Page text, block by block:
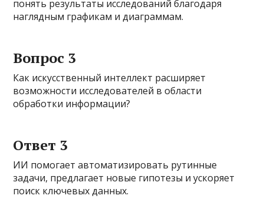
понять результаты исследований благодаря
наглядным графикам и диаграммам.
Вопрос 3
Как искусственный интеллект расширяет
возможности исследователей в области
обработки информации?
Ответ 3
ИИ помогает автоматизировать рутинные
задачи, предлагает новые гипотезы и ускоряет
поиск ключевых данных.